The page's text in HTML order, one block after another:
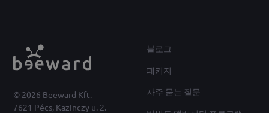
© 2026 Beeward Kft.
7621 Pécs, Kazinczy u. 2.
블로그
패키지
자주 묻는 질문